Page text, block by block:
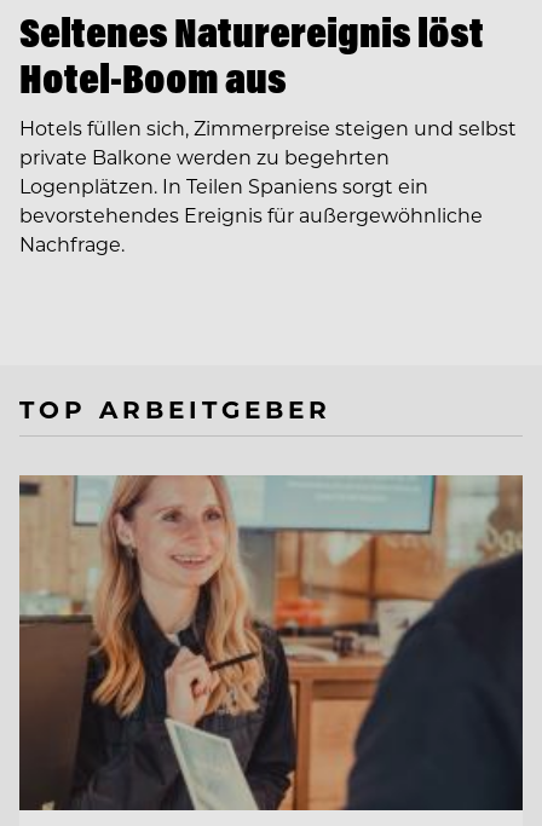
Seltenes Naturereignis löst
Hotel-Boom aus
Hotels füllen sich, Zimmerpreise steigen und selbst
private Balkone werden zu begehrten
Logenplätzen. In Teilen Spaniens sorgt ein
bevorstehendes Ereignis für außergewöhnliche
Nachfrage.
TOP ARBEITGEBER